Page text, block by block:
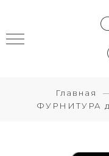
Главная
ФУРНИТУРА